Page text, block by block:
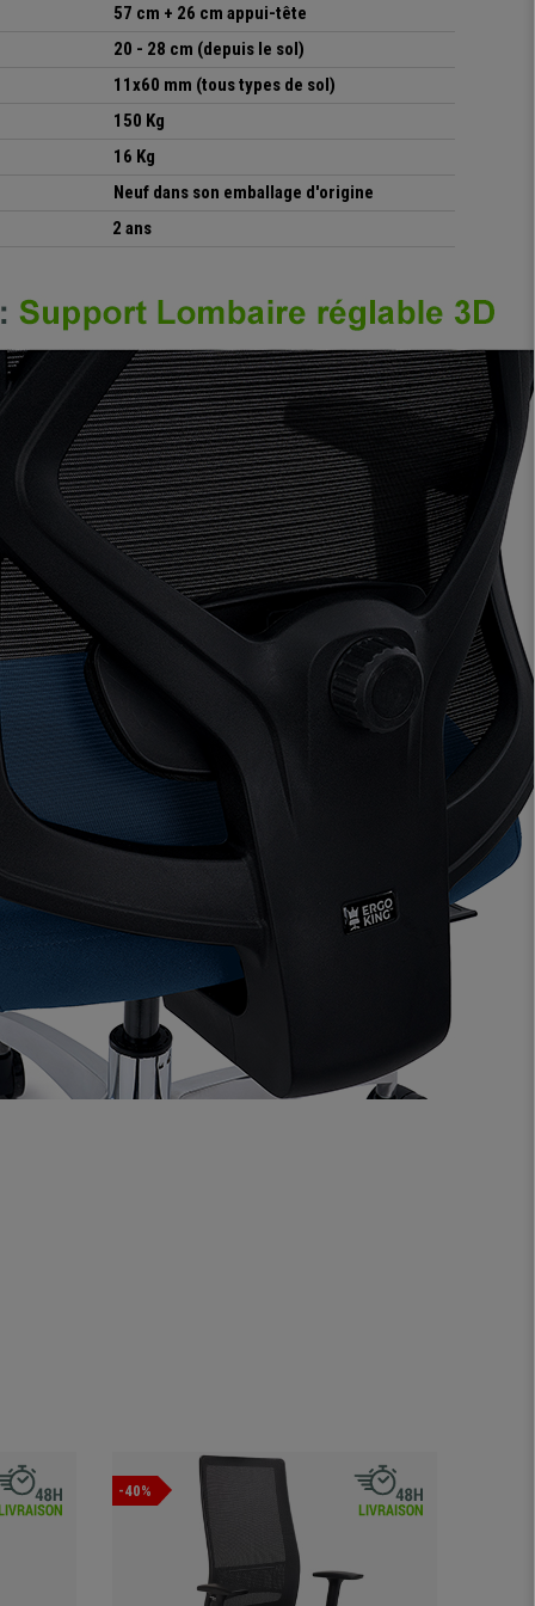
57 cm + 26 cm appui-tête
20 - 28 cm (depuis le sol)
11x60 mm (tous types de sol)
150 Kg
16 Kg
Neuf dans son emballage d'origine
2 ans
-40%